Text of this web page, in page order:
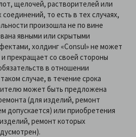
щелочей, растворителей или
то есть в тех случаях,
произошла не по вине
явными или скрытыми
холдинг «Consul» не может
прекращает со своей стороны
в отношении
случае, в течение срока
может быть предложена
(для изделий, ремонт
допускается) или приобретения
ремонт которых